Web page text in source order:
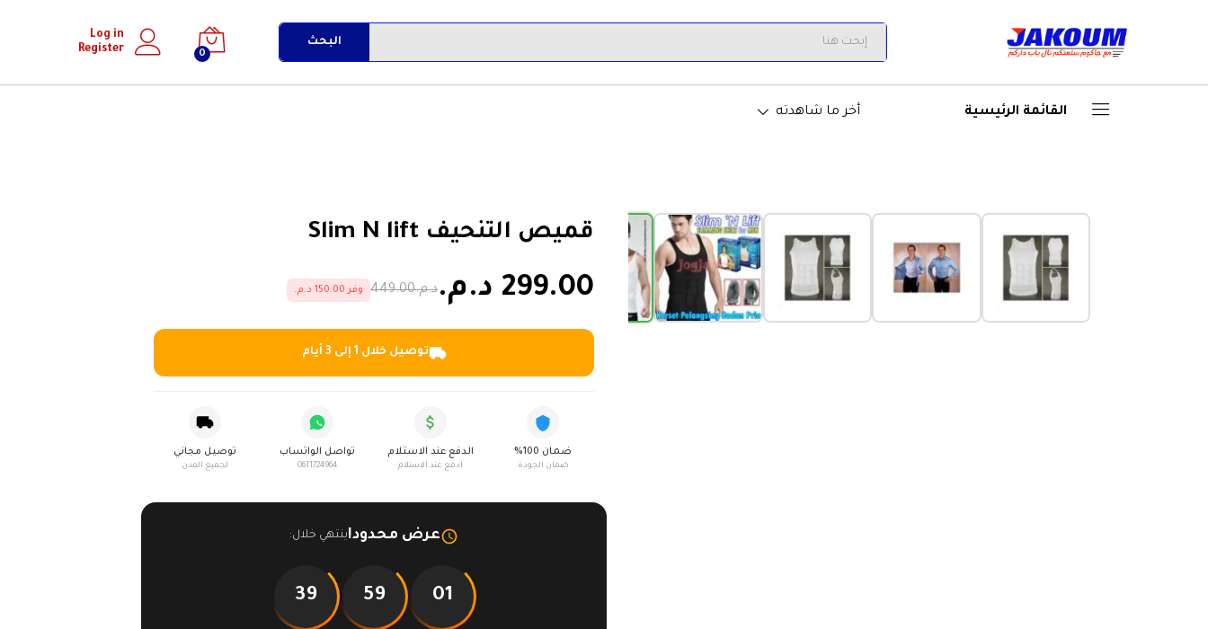
البحث
0
Log in
Register
القائمة الرئيسية أخر ما شاهدته
قميص التنحيف Slim N lift
299.00 د.م. د.م.449.00 وفر 150.00 د.م.
توصيل خلال 1 إلى 3 أيام
ضمان 100%
ضمان الجودة
الدفع عند الاستلام
ادفع عند الاستلام
تواصل الواتساب
0611724964
توصيل مجاني
لجميع المدن
عرض محدود!ينتهي خلال:
01
59
39
الوصف